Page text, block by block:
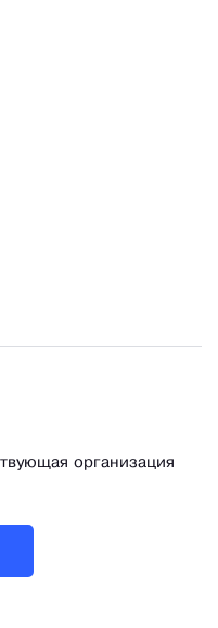
организация